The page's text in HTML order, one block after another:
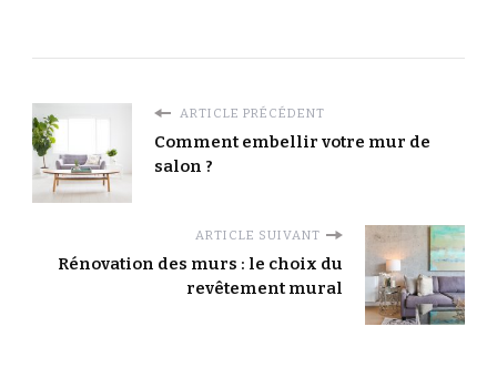
ARTICLE PRÉCÉDENT
Comment embellir votre mur de
salon ?
ARTICLE SUIVANT
Rénovation des murs : le choix du
revêtement mural